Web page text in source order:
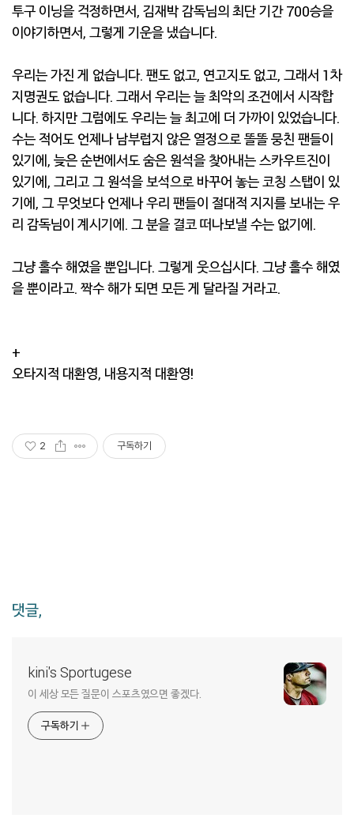
투구 이닝을 걱정하면서, 김재박 감독님의 최단 기간 700승을
이야기하면서, 그렇게 기운을 냈습니다.
우리는 가진 게 없습니다. 팬도 없고, 연고지도 없고, 그래서 1차
지명권도 없습니다. 그래서 우리는 늘 최악의 조건에서 시작합
니다. 하지만 그럼에도 우리는 늘 최고에 더 가까이 있었습니다.
수는 적어도 언제나 남부럽지 않은 열정으로 똘똘 뭉친 팬들이
있기에, 늦은 순번에서도 숨은 원석을 찾아내는 스카우트진이
있기에, 그리고 그 원석을 보석으로 바꾸어 놓는 코칭 스탭이 있
기에, 그 무엇보다 언제나 우리 팬들이 절대적 지지를 보내는 우
리 감독님이 계시기에. 그 분을 결코 떠나보낼 수는 없기에.
그냥 홀수 해였을 뿐입니다. 그렇게 웃으십시다. 그냥 홀수 해였
을 뿐이라고. 짝수 해가 되면 모든 게 달라질 거라고.
+
오타지적 대환영, 내용지적 대환영!
2 구독하기
댓글,
kini's Sportugese
이 세상 모든 질문이 스포츠였으면 좋겠다.
구독하기